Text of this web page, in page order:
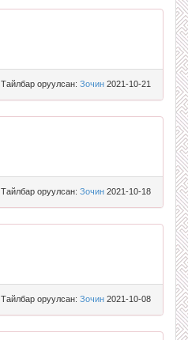
Тайлбар оруулсан: Зочин 2021-10-21
Тайлбар оруулсан: Зочин 2021-10-18
Тайлбар оруулсан: Зочин 2021-10-08